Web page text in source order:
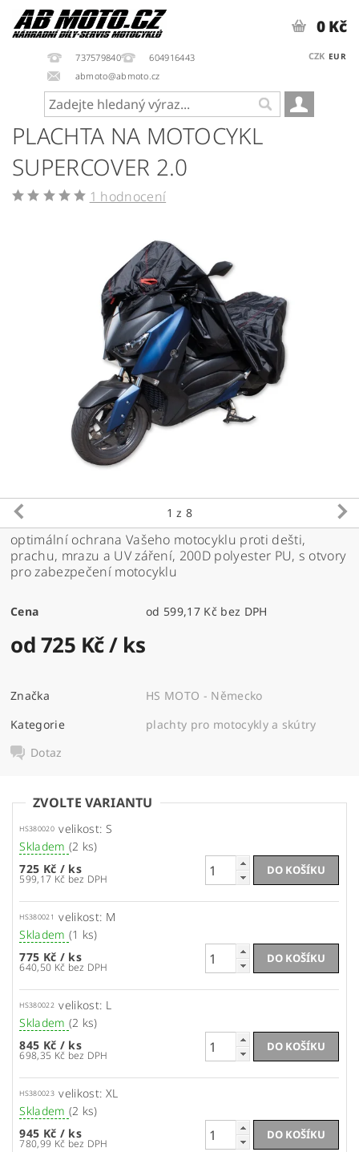
737579840
604916443
abmoto@abmoto.cz
CZK EUR
0 Kč
PLACHTA NA MOTOCYKL
SUPERCOVER 2.0
1 hodnocení
1 z 8
optimální ochrana Vašeho motocyklu proti dešti,
prachu, mrazu a UV záření, 200D polyester PU, s otvory
pro zabezpečení motocyklu
Cena od 599,17 Kč bez DPH
od 725 Kč/ ks
Značka
HS MOTO - Německo
Kategorie
plachty pro motocykly a skútry
Dotaz
ZVOLTE VARIANTU
HS380020 velikost: S
Skladem (2 ks)
725 Kč / ks
599,17 Kč bez DPH
HS380021
velikost: M
Skladem (1 ks)
775 Kč / ks
640,50 Kč bez DPH
HS380022 velikost: L
Skladem (2 ks)
845 Kč / ks
698,35 Kč bez DPH
HS380023 velikost: XL
Skladem (2 ks)
945 Kč / ks
780,99 Kč bez DPH